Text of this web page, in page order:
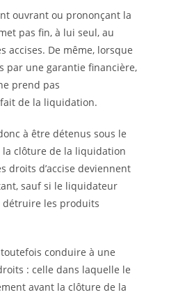
ouvrant ou prononçant la
pas fin, à lui seul, au
accises. De même, lorsque
par une garantie financière,
prend pas
de la liquidation.
à être détenus sous le
la clôture de la liquidation
droits d’accise deviennent
sauf si le liquidateur
les produits
conduire à une
: celle dans laquelle le
avant la clôture de la